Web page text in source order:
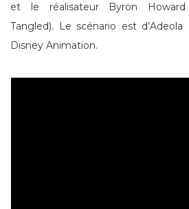
et le réalisateur Byron Howard
Tangled). Le scénario est
Disney Animation.